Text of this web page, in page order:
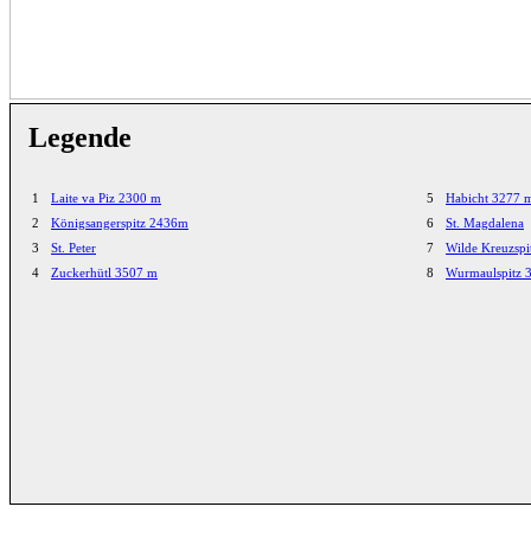
Legende
1
Laite va Piz 2300 m
2
Königsangerspitz 2436m
3
St. Peter
4
Zuckerhütl 3507 m
5
Habicht 3277
6
St. Magdalena
7
Wilde
8
Wurmaulspitz